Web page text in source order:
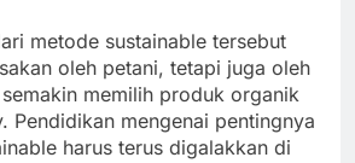
metode sustainable tersebut
oleh petani, tetapi juga oleh
memilih produk organik
Pendidikan mengenai pentingnya
harus terus digalakkan di